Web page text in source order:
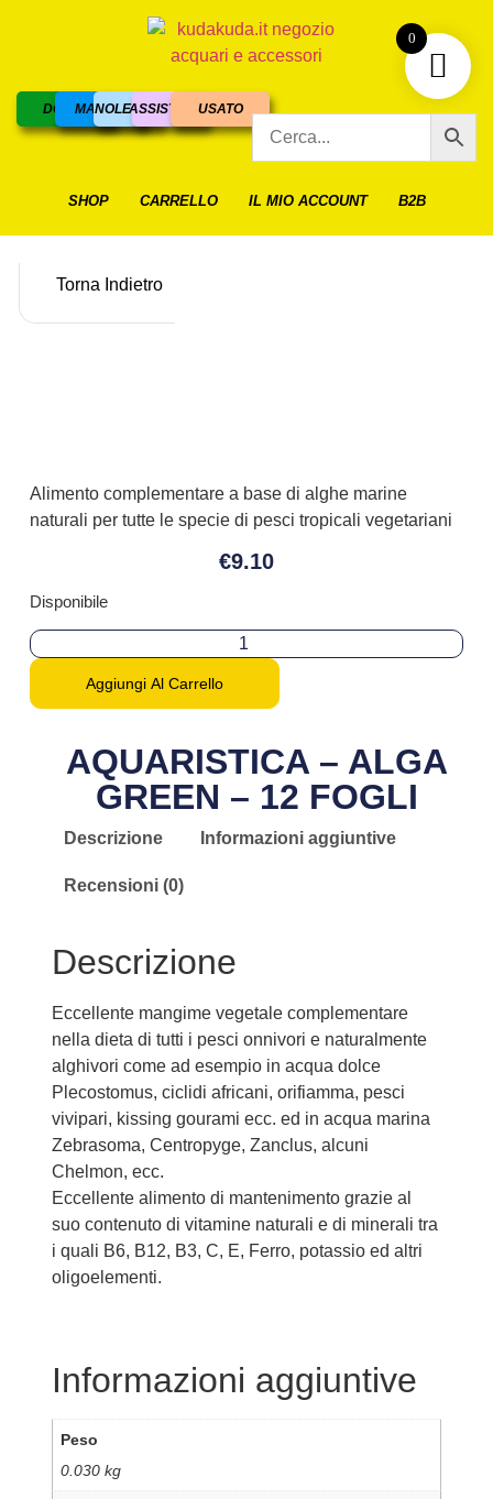
DOLCEMARINO
NOLEGGIOASSISTENZAUSATO
SHOP CARRELLO IL MIO ACCOUNT B2B
Torna Indietro
Alimento complementare a base di alghe marine
naturali per tutte le specie di pesci tropicali vegetariani
€9.10
Disponibile
Aggiungi Al Carrello
AQUARISTICA – ALGA
GREEN – 12 FOGLI
Descrizione Informazioni aggiuntive
Recensioni (0)
Descrizione
Eccellente mangime vegetale complementare
nella dieta di tutti i pesci onnivori e naturalmente
alghivori come ad esempio in acqua dolce
Plecostomus, ciclidi africani, orifiamma, pesci
vivipari, kissing gourami ecc. ed in acqua marina
Zebrasoma, Centropyge, Zanclus, alcuni
Chelmon, ecc.
Eccellente alimento di mantenimento grazie al
suo contenuto di vitamine naturali e di minerali tra
i quali B6, B12, B3, C, E, Ferro, potassio ed altri
oligoelementi.
Informazioni aggiuntive
Peso
0.030 kg
0